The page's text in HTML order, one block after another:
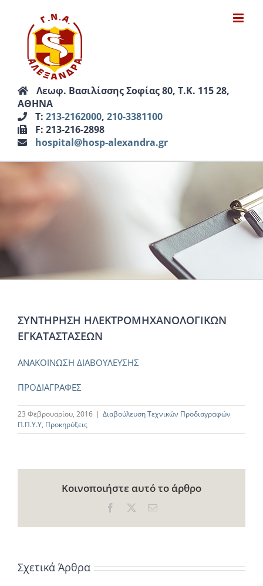
περιεχόμενο
Λεωφ. Βασιλίσσης Σοφίας 80, Τ.Κ. 115 28,
ΑΘΗΝΑ
Τ: 213-2162000, 210-3381100
F: 213-216-2898
hospital@hosp-alexandra.gr
ΣΥΝΤΗΡΗΣΗ ΗΛΕΚΤΡΟΜΗΧΑΝΟΛΟΓΙΚΩΝ
ΕΓΚΑΤΑΣΤΑΣΕΩΝ
ΑΝΑΚΟΙΝΩΣΗ ΔΙΑΒΟΥΛΕΥΣΗΣ
ΠΡΟΔΙΑΓΡΑΦΕΣ
23 Φεβρουαρίου, 2016 | Διαβούλευση Τεχνικών Προδιαγραφών
Π.Π.Υ.Υ, Προκηρύξεις
Κοινοποιήστε αυτό το άρθρο
Facebook Email
Σχετικά Άρθρα